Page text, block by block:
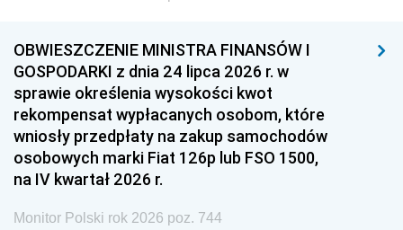
OBWIESZCZENIE MINISTRA FINANSÓW I
GOSPODARKI z dnia 24 lipca 2026 r. w
sprawie określenia wysokości kwot
rekompensat wypłacanych osobom, które
wniosły przedpłaty na zakup samochodów
osobowych marki Fiat 126p lub FSO 1500,
na IV kwartał 2026 r.
Monitor Polski rok 2026 poz. 744